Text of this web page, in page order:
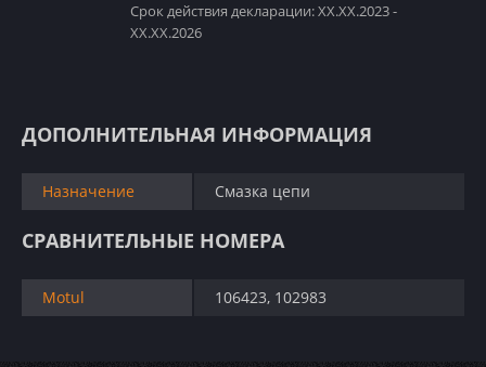
Срок действия декларации: XX.XX.2023 -
XX.XX.2026
ДОПОЛНИТЕЛЬНАЯ ИНФОРМАЦИЯ
Назначение Смазка цепи
СРАВНИТЕЛЬНЫЕ НОМЕРА
Motul 106423, 102983